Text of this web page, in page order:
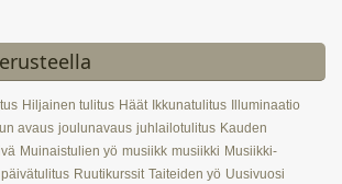
Hiljainen tulitus Häät Ikkunatulitus
Illuminaatio
avaus joulunavaus juhlailotulitus Kauden
Muinaistulien yö musiikk musiikki Musiikki-
päivätulitus Ruutikurssit Taiteiden yö Uusivuosi